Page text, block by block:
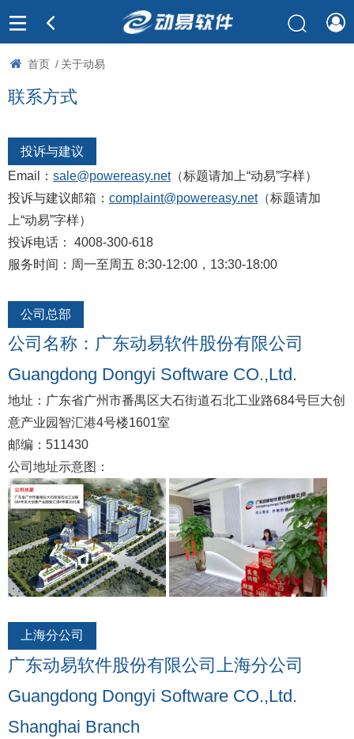
首页 / 关于动易
联系方式
投诉与建议
Email： sale@powereasy.net（标题请加上“动易”字样）
投诉与建议邮箱： complaint@powereasy.net（标题请加
上“动易”字样）
投诉电话： 4008-300-618
服务时间：周一至周五 8:30-12:00，13:30-18:00
公司总部
公司名称：广东动易软件股份有限公司
Guangdong Dongyi Software CO.,Ltd.
地址：广东省广州市番禺区大石街道石北工业路684号巨大创
意产业园智汇港4号楼1601室
邮编：511430
公司地址示意图：
上海分公司
广东动易软件股份有限公司上海分公司
Guangdong Dongyi Software CO.,Ltd.
Shanghai Branch